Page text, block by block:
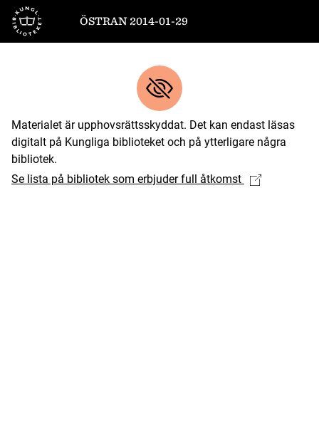
Till startsidan
ÖSTRAN 2014-01-29
Materialet är upphovsrättsskyddat. Det kan endast läsas
digitalt på Kungliga biblioteket och på ytterligare några
bibliotek.
Se lista på bibliotek som erbjuder full åtkomst